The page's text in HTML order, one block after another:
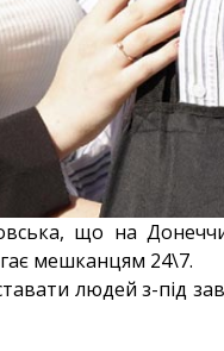
що на
мешканцям 24\7.
людей з-під